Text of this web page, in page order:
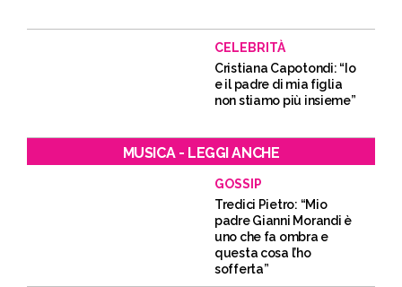
CELEBRITÀ
Cristiana Capotondi: “Io
e il padre di mia figlia
non stiamo più insieme”
MUSICA - LEGGI ANCHE
GOSSIP
Tredici Pietro: “Mio
padre Gianni Morandi è
uno che fa ombra e
questa cosa l’ho
sofferta”